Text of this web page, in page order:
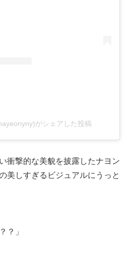
がシェアした投稿
衝撃的な美貌を披露したナヨン
美しすぎるビジュアルにうっと
？」